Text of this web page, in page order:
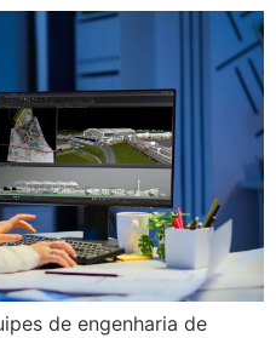
de engenharia de